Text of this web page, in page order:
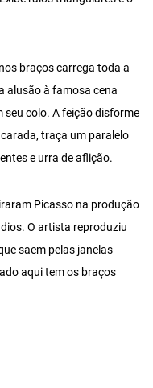
braços carrega toda a
alusão à famosa cena
seu colo. A feição disforme
traça um paralelo
e urra de aflição.
Picasso na produção
O artista reproduziu
saem pelas janelas
aqui tem os braços